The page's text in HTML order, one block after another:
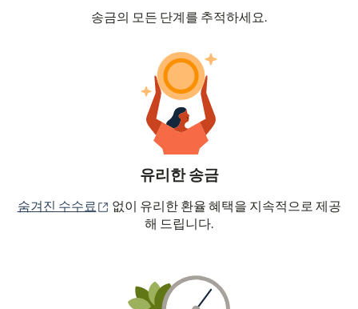
송금의 모든 단계를 추적하세요.
유리한 송금
숨겨진 수수료 (새 창에서 열림)
없이 유리한 환율 혜택을 지속적으로 제공
해 드립니다.